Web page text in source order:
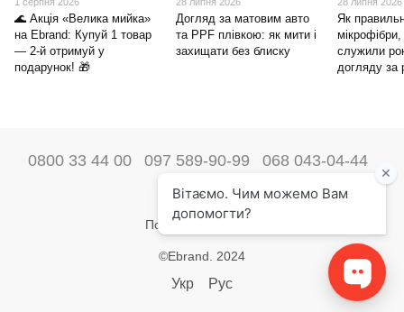
🌊 Акція «Велика мийка»
на Ebrand: Купуй 1 товар
— 2-й отримуй у
подарунок! 🎁
Догляд за матовим авто
та PPF плівкою: як мити і
захищати без блиску
Як
служили
догляду за
0800 33 44 00 097 589-90-99 068 043-04-44
Наші контакти
Повна версія сайту
©Ebrand. 2024
Укр Рус